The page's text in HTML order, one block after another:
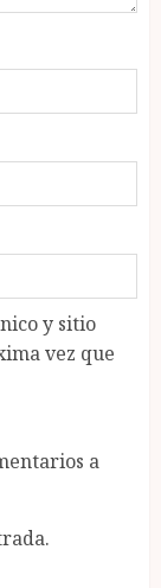
y sitio
vez que
a